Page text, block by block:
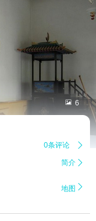
 6
0条评论 
简介 
地图 